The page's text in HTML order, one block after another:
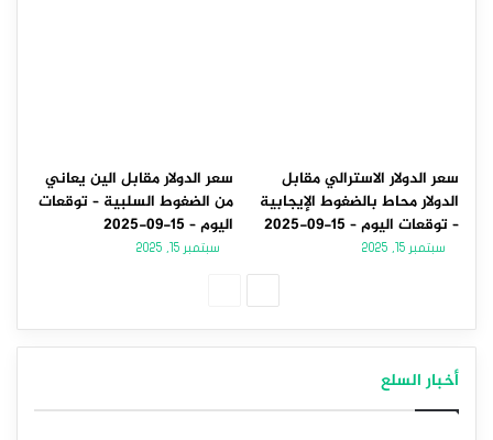
سعر الدولار الاسترالي مقابل
الدولار محاط بالضغوط الإيجابية
– توقعات اليوم – 15-09-2025
سبتمبر 15, 2025
سعر الدولار مقابل الين يعاني
من الضغوط السلبية – توقعات
اليوم – 15-09-2025
سبتمبر 15, 2025
أخبار السلع